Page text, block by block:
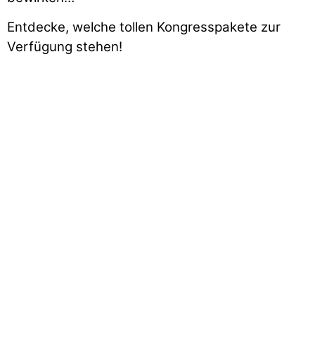
Entdecke, welche tollen Kongresspakete zur
Verfügung stehen!